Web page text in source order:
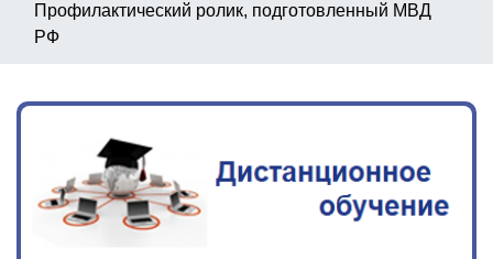
Профилактический ролик, подготовленный МВД
РФ